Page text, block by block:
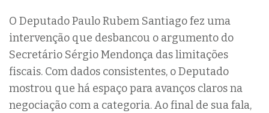
O Deputado Paulo Rubem Santiago fez uma
intervenção que desbancou o argumento do
Secretário Sérgio Mendonça das limitações
fiscais. Com dados consistentes, o Deputado
mostrou que há espaço para avanços claros na
negociação com a categoria. Ao final de sua fala,